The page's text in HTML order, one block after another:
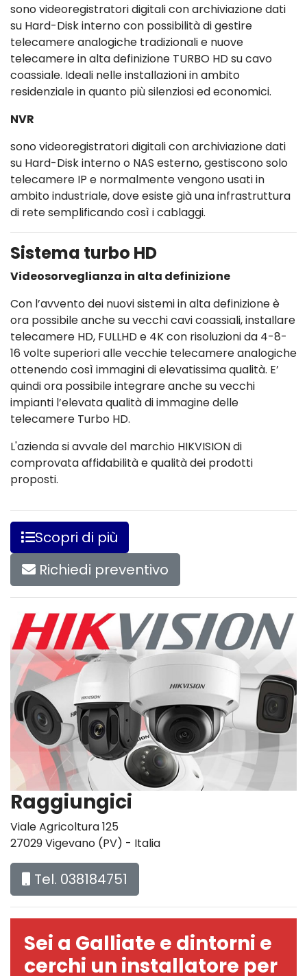
sono videoregistratori digitali con archiviazione dati
su Hard-Disk interno con possibilità di gestire
telecamere analogiche tradizionali e nuove
telecamere in alta definizione TURBO HD su cavo
coassiale. Ideali nelle installazioni in ambito
residenziale in quanto più silenziosi ed economici.
NVR
sono videoregistratori digitali con archiviazione dati
su Hard-Disk interno o NAS esterno, gestiscono solo
telecamere IP e normalmente vengono usati in
ambito industriale, dove esiste già una infrastruttura
di rete semplificando così i cablaggi.
Sistema turbo HD
Videosorveglianza in alta definizione
Con l’avvento dei nuovi sistemi in alta definizione è
ora possibile anche su vecchi cavi coassiali, installare
telecamere HD, FULLHD e 4K con risoluzioni da 4-8-
16 volte superiori alle vecchie telecamere analogiche
ottenendo così immagini di elevatissima qualità. E’
quindi ora possibile integrare anche su vecchi
impianti l’elevata qualità di immagine delle
telecamere Turbo HD.
L'azienda si avvale del marchio HIKVISION di
comprovata affidabilità e qualità dei prodotti
proposti.
Scopri di più
Richiedi preventivo
Raggiungici
Viale Agricoltura 125
27029 Vigevano (PV) - Italia
Tel. 038184751
Sei a Galliate e dintorni e
cerchi un installatore per